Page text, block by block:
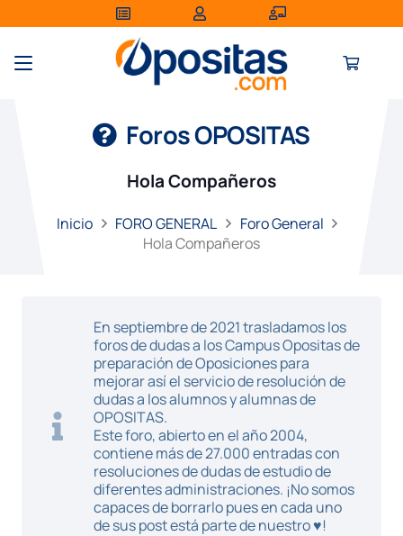
Foros OPOSITAS
Hola Compañeros
Inicio FORO GENERAL
Foro General
Hola Compañeros
En septiembre de 2021 trasladamos los
foros de dudas a los Campus Opositas de
preparación de Oposiciones para
mejorar así el servicio de resolución de
dudas a los alumnos y alumnas de
OPOSITAS.
Este foro, abierto en el año 2004,
contiene más de 27.000 entradas con
resoluciones de dudas de estudio de
diferentes administraciones. ¡No somos
capaces de borrarlo pues en cada uno
de sus post está parte de nuestro ♥!